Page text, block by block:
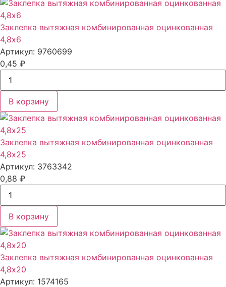
Заклепка вытяжная комбинированная оцинкованная
4,8x6
Артикул: 9760699
0,45 ₽
В корзину
Заклепка вытяжная комбинированная оцинкованная
4,8x25
Артикул: 3763342
0,88 ₽
В корзину
Заклепка вытяжная комбинированная оцинкованная
4,8x20
Артикул: 1574165